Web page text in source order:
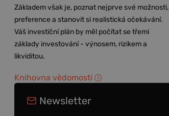
Základem však je, poznat nejprve své možnosti,
preference a stanovit si realistická očekávání.
Váš investiční plán by měl počítat se třemi
základy investování - výnosem, rizikem a
likviditou.
Knihovna vědomostí
Newsletter